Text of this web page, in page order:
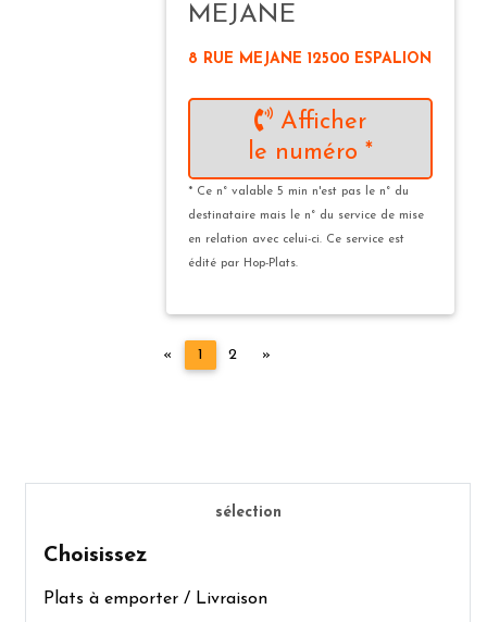
MEJANE
8 RUE MEJANE 12500 ESPALION
Afficher
le numéro *
* Ce n° valable 5 min n'est pas le n° du
destinataire mais le n° du service de mise
en relation avec celui-ci. Ce service est
édité par Hop-Plats.
« Précédent
1 2 »
sélection
Choisissez
Plats à emporter / Livraison